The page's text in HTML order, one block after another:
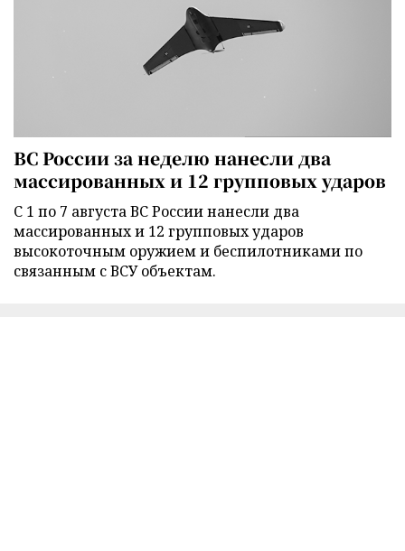
ВС России за неделю нанесли два
массированных и 12 групповых ударов
С 1 по 7 августа ВС России нанесли два
массированных и 12 групповых ударов
высокоточным оружием и беспилотниками по
связанным с ВСУ объектам.